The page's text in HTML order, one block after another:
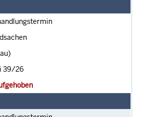
39/26